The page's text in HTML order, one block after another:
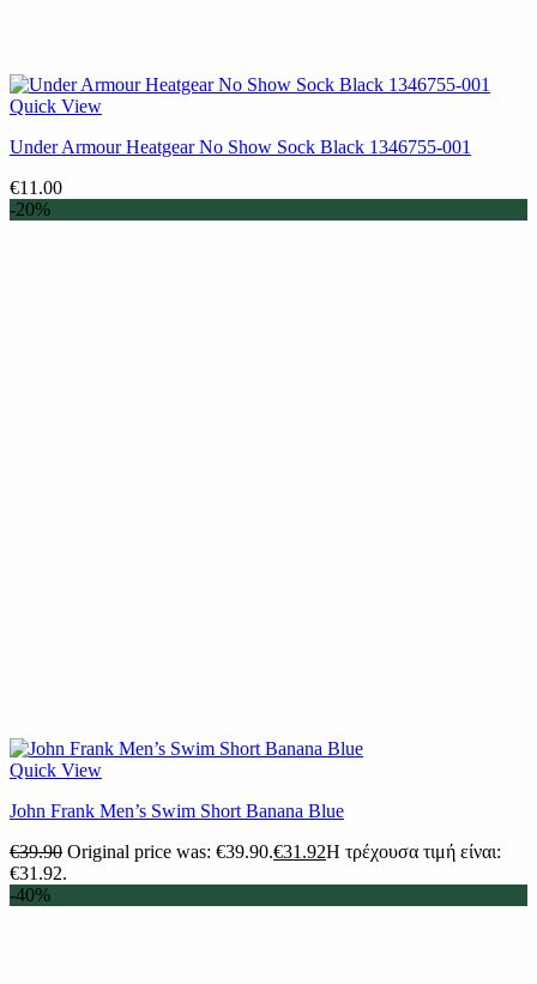
Quick View
Under Armour Heatgear No Show Sock Black 1346755-001
€11.00
-20%
Quick View
John Frank Men’s Swim Short Banana Blue
€39.90 Original price was: €39.90.€31.92Η τρέχουσα τιμή είναι:
€31.92.
-40%